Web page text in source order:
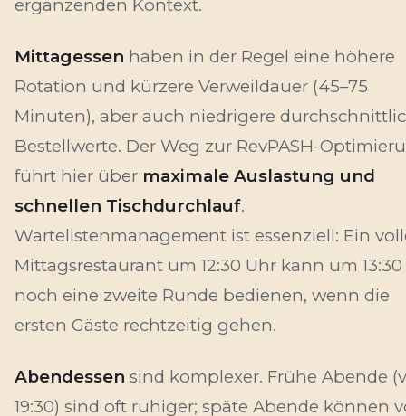
ergänzenden Kontext.
Mittagessen haben in der Regel eine höhere
Rotation und kürzere Verweildauer (45–75
Minuten), aber auch niedrigere
Bestellwerte. Der Weg zur RevPASH-
führt hier über maximale Auslastung und
schnellen Tischdurchlauf.
Wartelistenmanagement ist essenziell: Ein
Mittagsrestaurant um 12:30 Uhr kann um
noch eine zweite Runde bedienen, wenn die
ersten Gäste rechtzeitig gehen.
Abendessen sind komplexer. Frühe Abende
19:30) sind oft ruhiger; späte Abende können